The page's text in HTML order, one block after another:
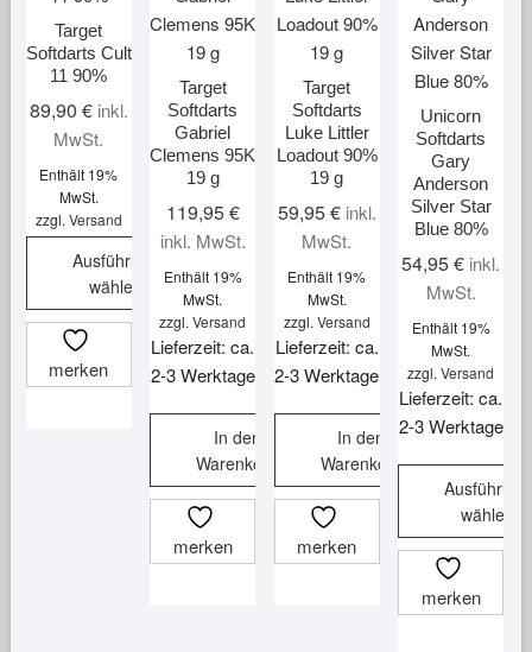
Target
Softdarts Cult
11 90%
89,90 € inkl.
MwSt.
Enthält 19%
MwSt.
zzgl. Versand
Ausführung
wählen
Dieses
Produkt
weist
merken
Target
Softdarts
Gabriel
Clemens 95K
19 g
119,95€
inkl. MwSt.
Enthält 19%
MwSt.
zzgl.Versand
Lieferzeit: ca.
2-3 Werktage
In den
Warenkorb
merken
Target
Softdarts
Luke Littler
Loadout 90%
19 g
59,95€ inkl.
MwSt.
Enthält 19%
MwSt.
zzgl. Versand
Lieferzeit: ca.
2-3 Werktage
In den
Warenkorb
merken
Unicorn
Softdarts
Gary
Anderson
Silver Star
Blue 80%
54,95€ inkl.
MwSt.
Enthält 19%
MwSt.
zzgl.Versand
Lieferzeit: ca.
2-3 Werktage
Ausführung
wählen
Dieses
Produkt
weist
merken